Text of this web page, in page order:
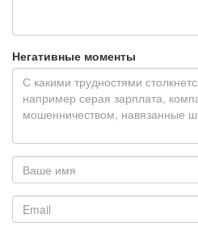
Негативные моменты